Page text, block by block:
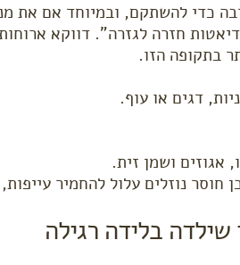
כדי להשתקם, ובמיוחד אם את
חזרה לגזרה". דווקא
בתקופה הזו.
דגים או עוף.
אגוזים ושמן זית.
נוזלים עלול להחמיר
בלידה רגילה